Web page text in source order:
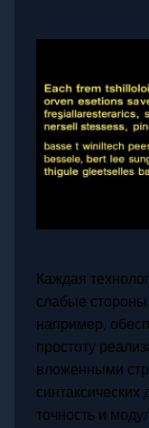
Каждая
слабые
например,
простоту
вложенными
точность и